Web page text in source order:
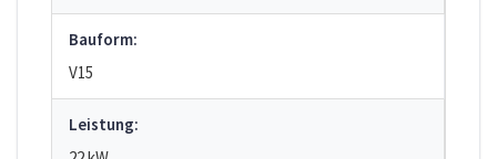
Bauform:
V15
Leistung: